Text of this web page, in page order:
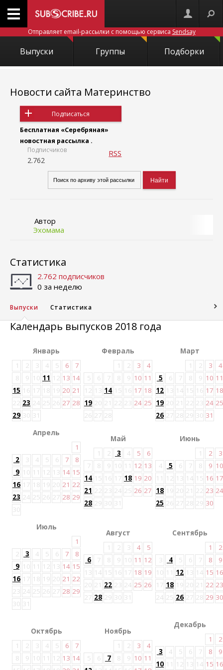
Отправляет email-рассылки с помощью сервиса Sendsay
Выпуски Группы Подборки
Новости сайта Материнство
Подписаться
Бесплатная «Серебряная»
новостная рассылка .
Подписчиков
2.762
RSS
Автор
Эхомама
Статистика
2.762 подписчиков
0 за неделю
Выпуски Статистика
Календарь выпусков 2018 года
Январь
1
2 3 4 5 6
7
8
9 10 11 12 13 14
15 16 17 18 19 20 21
22 23 24 25 26 27 28
29 30 31
Февраль
1
2 3
4
5
6 7 8 9 10 11
12 13 14 15 16 17 18
19 20 21 22 23 24 25
26 27 28
Март
1
2 3
4
5
6 7 8 9 10 11
12 13 14 15 16 17 18
19 20 21 22 23 24 25
26 27 28 29 30 31
Апрель
1
2
3 4 5 6 7
8
9 10 11 12 13 14 15
16 17 18 19 20 21 22
23 24 25 26 27 28 29
30
Май
1
2 3 4 5
6
7
8 9 10 11 12 13
14 15 16 17 18 19 20
21 22 23 24 25 26 27
28 29 30 31
Июнь
1
2
3
4
5 6 7 8 9 10
11 12 13 14 15 16 17
18 19 20 21 22 23 24
25 26 27 28 29 30
Июль
1
2
3 4 5 6 7
8
9 10 11 12 13 14 15
16 17 18 19 20 21 22
23 24 25 26 27 28 29
30 31
Август
1
2 3 4
5
6
7 8 9 10 11 12
13 14 15 16 17 18 19
20 21 22 23 24 25 26
27 28 29 30 31
Сентябрь
1
2
3
4 5 6 7 8
9
10 11 12 13 14 15 16
17 18 19 20 21 22 23
24 25 26 27 28 29 30
Октябрь
1
2 3 4 5 6
7
8
9 10 11 12 13 14
Ноябрь
1
2 3
4
5
6 7 8 9 10 11
Декабрь
1
2
3
4 5 6 7 8
9
10 11 12 13 14 15 16